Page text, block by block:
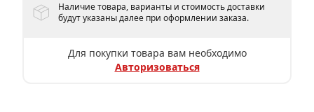
Наличие товара, варианты и стоимость доставки
будут указаны далее при оформлении заказа.
Для покупки товара вам необходимо
Авторизоваться